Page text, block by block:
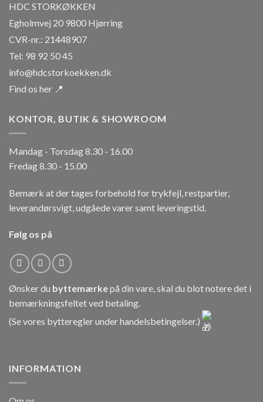
HDC STORKØKKEN
Egholmvej 20 9800 Hjørring
CVR-nr.: 21448907
Tel: 98 92 50 45
info@hdcstorkoekken.dk
Find os her 📍
KONTOR, BUTIK & SHOWROOM
Mandag - Torsdag 8.30 - 16.00
Fredag 8.30 - 15.00
Bemærk at der tages forbehold for trykfejl, restpartier,
leverandørsvigt, udgåede varer samt leveringstid.
Følg os på
Ønsker du byttemærkepå din vare, skal du blot notere det i
bemærkningsfeltet ved betaling.
(Se vores bytteregler underhandelsbetingelser.)
INFORMATION